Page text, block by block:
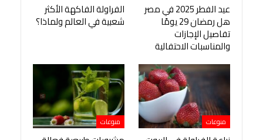
عيد الفطر 2025 في مصر
هل رمضان 29 يومًا
تفاصيل الإجازات
والمناسبات الاحتفالية
الفراولة الفاكهة الأكثر
شعبية في العالم ولماذا؟
منوعات منوعات